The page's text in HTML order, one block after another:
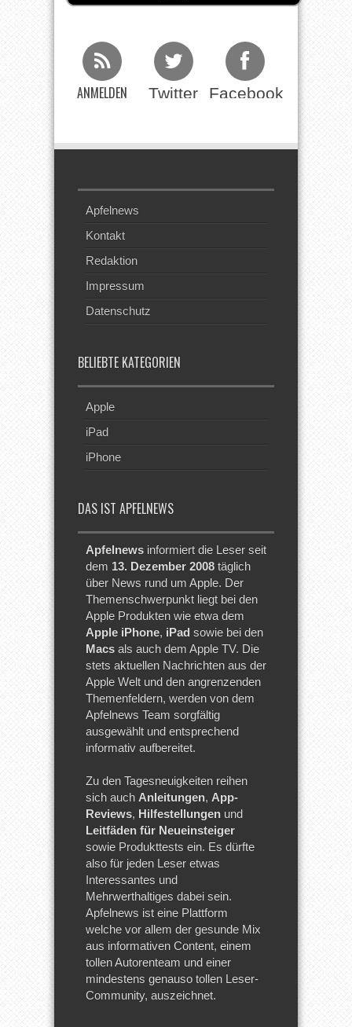
ANMELDEN Twitter Facebook
Apfelnews
Kontakt
Redaktion
Impressum
Datenschutz
BELIEBTE KATEGORIEN
Apple
iPad
iPhone
DAS IST APFELNEWS
Apfelnews informiert die Leser seit
dem 13. Dezember 2008 täglich
über News rund um Apple. Der
Themenschwerpunkt liegt bei den
Apple Produkten wie etwa dem
Apple iPhone, iPad sowie bei den
Macs als auch dem Apple TV. Die
stets aktuellen Nachrichten aus der
Apple Welt und den angrenzenden
Themenfeldern, werden von dem
Apfelnews Team sorgfältig
ausgewählt und entsprechend
informativ aufbereitet.
Zu den Tagesneuigkeiten reihen
sich auch Anleitungen, App-
Reviews, Hilfestellungen und
Leitfäden für Neueinsteiger
sowie Produkttests ein. Es dürfte
also für jeden Leser etwas
Interessantes und
Mehrwerthaltiges dabei sein.
Apfelnews ist eine Plattform
welche vor allem der gesunde Mix
aus informativen Content, einem
tollen Autorenteam und einer
mindestens genauso tollen Leser-
Community, auszeichnet.